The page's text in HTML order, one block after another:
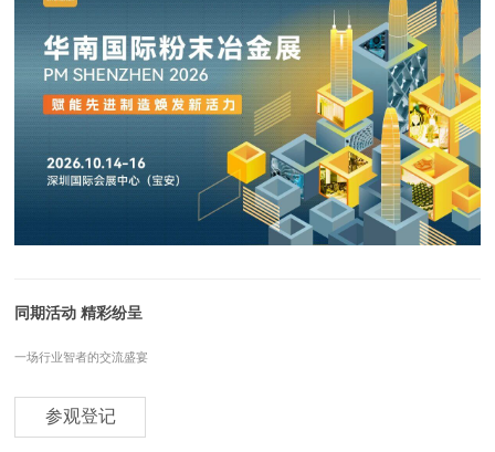
同期活动 精彩纷呈
一场行业智者的交流盛宴
参观登记